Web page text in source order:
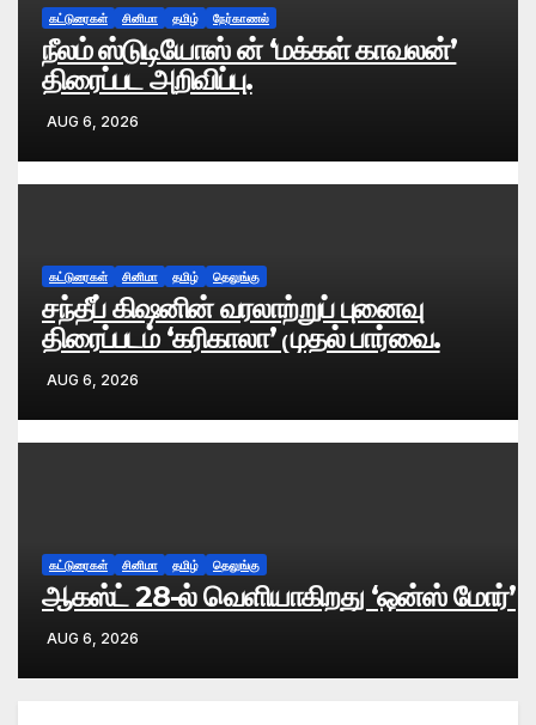
கட்டுரைகள் சினிமா தமிழ் நேர்காணல்
நீலம் ஸ்டுடியோஸ் ன் ‘மக்கள் காவலன்’
திரைப்பட அறிவிப்பு.
AUG 6, 2026
கட்டுரைகள் சினிமா தமிழ் தெலுங்கு
சந்தீப் கிஷனின் வரலாற்றுப் புனைவு
திரைப்படம் ‘கரிகாலா’ முதல் பார்வை.
AUG 6, 2026
கட்டுரைகள் சினிமா தமிழ் தெலுங்கு
ஆகஸ்ட் 28-ல் வெளியாகிறது ‘ஒன்ஸ் மோர்’
AUG 6, 2026